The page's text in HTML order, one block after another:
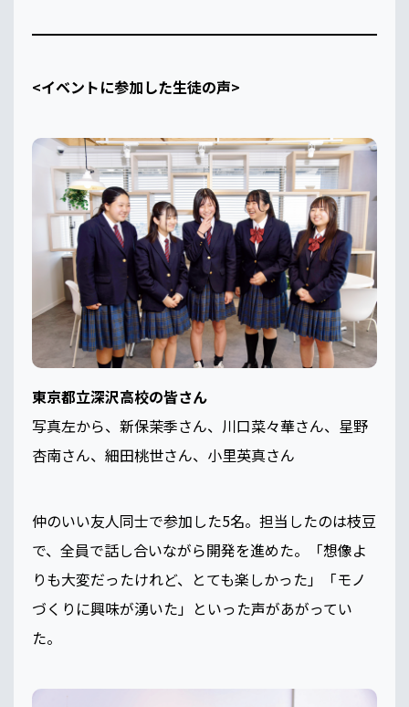
<イベントに参加した生徒の声>
東京都立深沢高校の皆さん
写真左から、新保茉季さん、川口菜々華さん、星野
杏南さん、細田桃世さん、小里英真さん
仲のいい友人同士で参加した5名。担当したのは枝豆
で、全員で話し合いながら開発を進めた。「想像よ
りも大変だったけれど、とても楽しかった」「モノ
づくりに興味が湧いた」といった声があがってい
た。